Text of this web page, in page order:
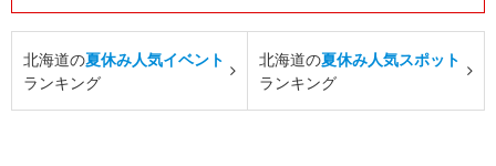
北海道の夏休み人気イベント
ランキング
北海道の夏休み人気スポット
ランキング